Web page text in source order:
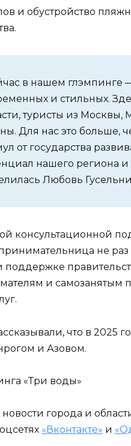
и обустройство
в нашем глэмпинге
и стильных.
туристы из Москвы,
Для нас это больше,
от государства
нашего региона и
Любовь
консультационной
не
и самозанятым
что в 2025
и Азовом.
«Три воды»
города и
«Вконтакте» и